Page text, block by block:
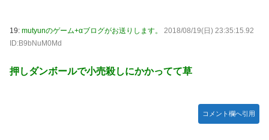
19: mutyunのゲーム+αブログがお送りします。
2018/08/19(日) 23:35:15.92
ID:B9bNuM0Md
押しダンボールで小売殺しにかかってて草
コメント欄へ引用